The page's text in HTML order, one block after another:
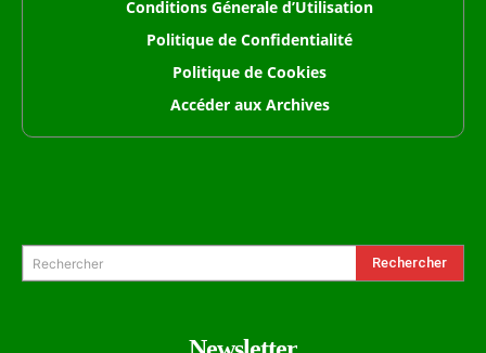
Conditions Génerale d’Utilisation
Politique de Confidentialité
Politique de Cookies
Accéder aux Archives
Rechercher Rechercher